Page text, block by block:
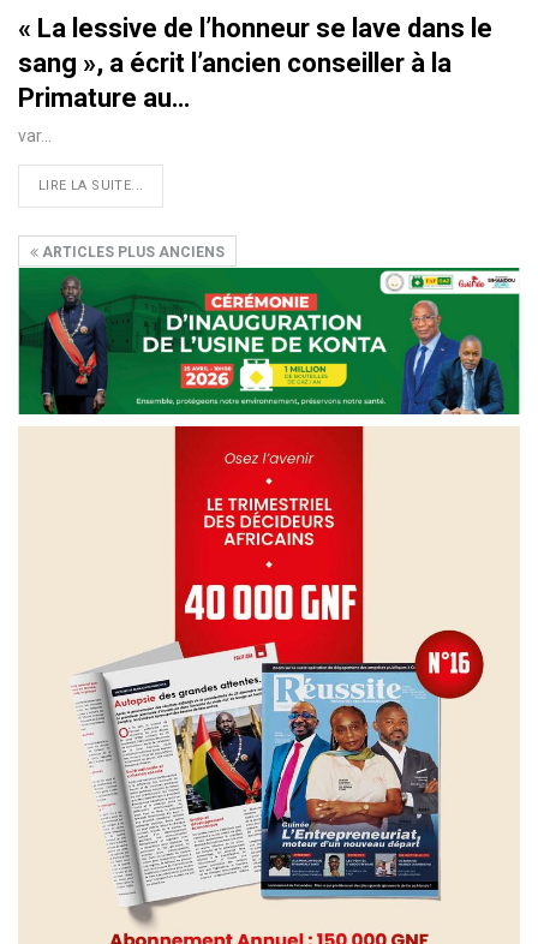
« La lessive de l’honneur se lave dans le
sang », a écrit l’ancien conseiller à la
Primature au…
var…
LIRE LA SUITE...
ARTICLES PLUS ANCIENS